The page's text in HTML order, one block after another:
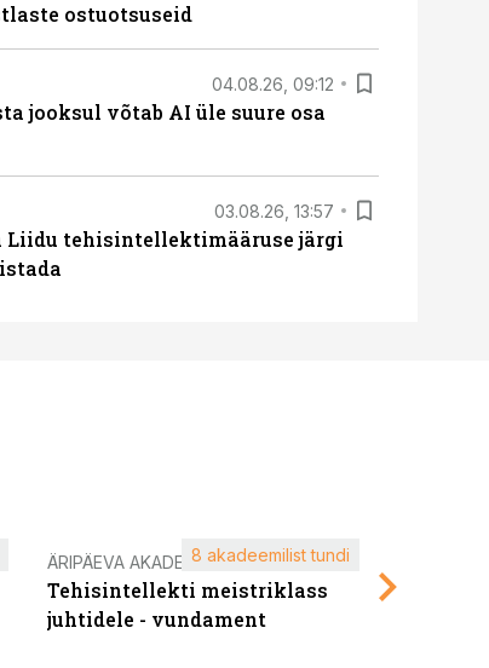
ostuotsuseid
04.08.26, 09:12
jooksul võtab AI üle suure osa
03.08.26, 13:57
Liidu tehisintellektimääruse järgi
ÄRIPÄEVA AKADEEMIA
Tehisintellekti meistriklass
juhtidele - vundament
8 akadeemilist tundi